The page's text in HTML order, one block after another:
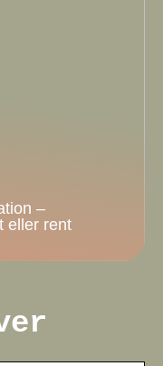
–
eller rent